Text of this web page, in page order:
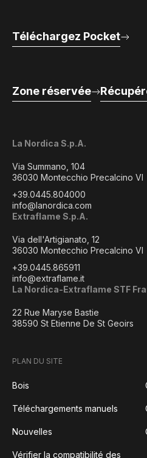
La Nordica S.p.A.
Via Summano, 104
36030 Montecchio Precalcino VI
+39.0445.804000
info@lanordica.com
Extraflame S.p.A.
Via dell'Artigianato, 12
36030 Montecchio Precalcino VI
+39.0445.865911
info@extraflame.it
La Nordica-Extraflame STF
22 Rue Maryse Bastie
38590 St Etienne De St Geoirs
Téléchargez Pocket
Zone réservée
PLAN DU SITE
Bois
Téléchargements manuels
Nouvelles
Vérifier la compatibilité des